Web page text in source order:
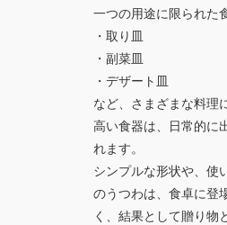
一つの用途に限られた
・取り皿
・副菜皿
・デザート皿
など、さまざまな料理
高い食器は、日常的に
れます。
シンプルな形状や、使
のうつわは、食卓に登
く、結果として贈り物